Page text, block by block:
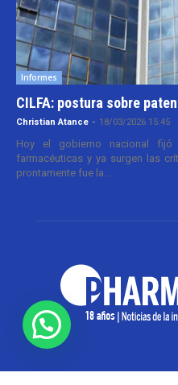
Informes
CILFA: postura sobre
Christian Atance - 18/03/2026 15:45
Hoy el gobierno nacional fijó
farmacéuticas y ya surgen las
prontamente fue la...